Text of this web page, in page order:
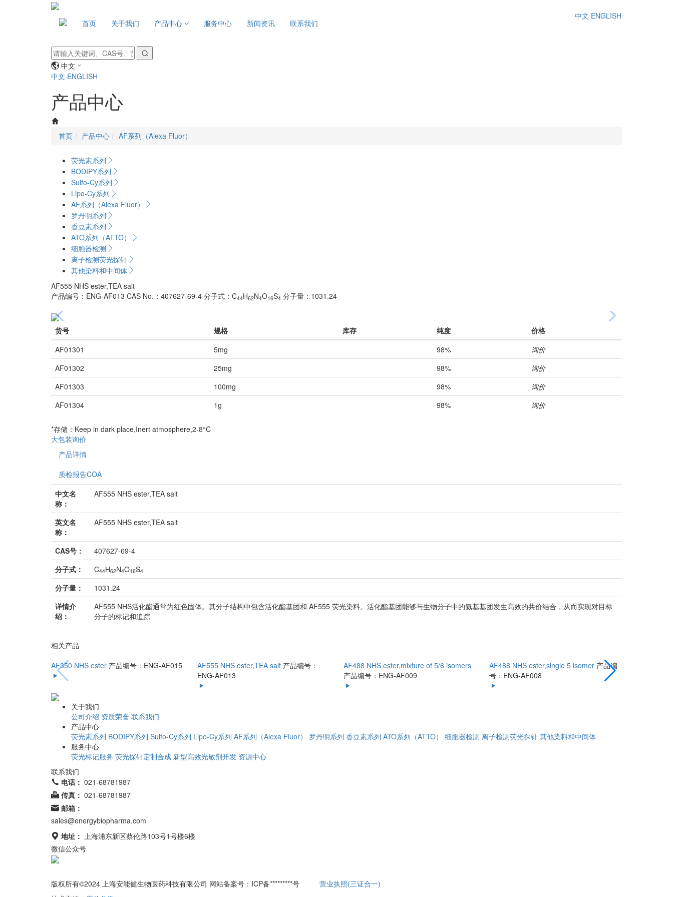
首页 关于我们 产品中心 服务中心 新闻资讯 联系我们
中文 ENGLISH
中文
中文 ENGLISH
产品中心
首页 产品中心 AF系列（Alexa Fluor）
荧光素系列
BODIPY系列
Sulfo-Cy系列
Lipo-Cy系列
AF系列（Alexa Fluor）
罗丹明系列
香豆素系列
ATO系列（ATTO）
细胞器检测
离子检测荧光探针
其他染料和中间体
AF555 NHS ester,TEA salt
产品编号：ENG-AF013 CAS No.：407627-69-4 分子式：C44H62N4O16S4 分子量：1031.24
货号 规格 库存 纯度
价格
AF01301
5mg 98%
询价
AF01302
25mg 98%
询价
AF01303
100mg 98%
询价
AF01304
1g 98% 询价
*存储：Keep in dark place,Inert atmosphere,2-8°C
大包装询价
产品详情
质检报告COA
中文名
称：
AF555 NHS ester,TEA salt
英文名
称：
AF555 NHS ester,TEA salt
CAS号：
407627-69-4
分子式：
C44H62N4O16S4
分子量：
1031.24
详情介
绍：
AF555 NHS活化酯通常为红色固体。其分子结构中包含活化酯基团和 AF555 荧光染料。活化酯基团能够与生物分子中的氨基基团发生高效的共价结合，从而实现对目标
分子的标记和追踪
相关产品
AF350 NHS ester 产品编号：ENG-AF015 AF555 NHS ester,TEA salt 产品编号：
ENG-AF013
AF488 NHS ester,mixture of 5/6 isomers
产品编号：ENG-AF009
AF488 NHS ester,single 5 isomer 产品编
号：ENG-AF008
关于我们
公司介绍 资质荣誉 联系我们
产品中心
荧光素系列 BODIPY系列 Sulfo-Cy系列 Lipo-Cy系列 AF系列（Alexa Fluor） 罗丹明系列 香豆素系列 ATO系列（ATTO） 细胞器检测 离子检测荧光探针 其他染料和中间体
服务中心
荧光标记服务 荧光探针定制合成 新型高效光敏剂开发 资源中心
联系我们
电话： 021-68781987
传真： 021-68781987
邮箱：
sales@energybiopharma.com
地址：
上海浦东新区蔡伦路103号1号楼6楼
微信公众号
版权所有©2024 上海安能健生物医药科技有限公司 网站备案号：ICP备*********号 营业执照(三证合一)